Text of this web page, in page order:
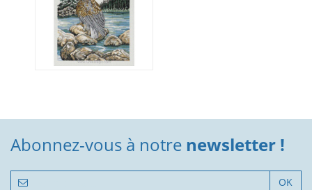
Abonnez-vous à notre newsletter !
OK